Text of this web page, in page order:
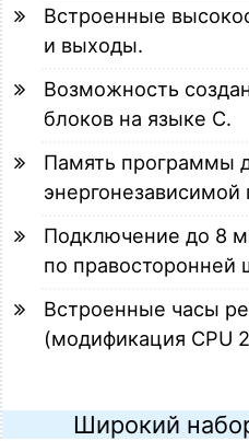
Встроенные
и выходы.
Возможность
блоков на языке С.
Память программы
энергонезависимой
Подключение до 8
по правосторонней
Встроенные часы
(модификация CPU
Широкий